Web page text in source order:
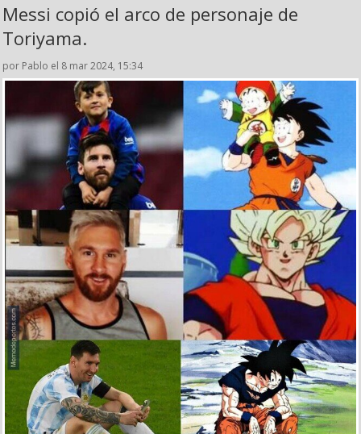
Messi copió el arco de personaje de
Toriyama.
por Pablo el 8 mar 2024, 15:34